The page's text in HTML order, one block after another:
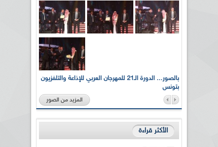
بالصور... الدورة الـ21 للمهرجان العربي للإذاعة والتلفزيون
بتونس
المزيد من الصور
الأكثر قراءة